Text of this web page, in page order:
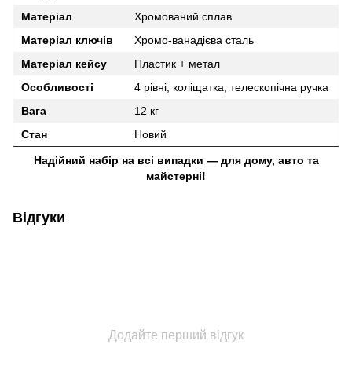
Матеріал
Хромований сплав
Матеріал ключів
Хромо-ванадієва сталь
Матеріал кейсу
Пластик + метал
Особливості
4 рівні, коліщатка, телескопічна ручка
Вага
12 кг
Стан
Новий
Надійний набір на всі випадки — для дому, авто та
майстерні!
Відгуки
Додайте перший відгук